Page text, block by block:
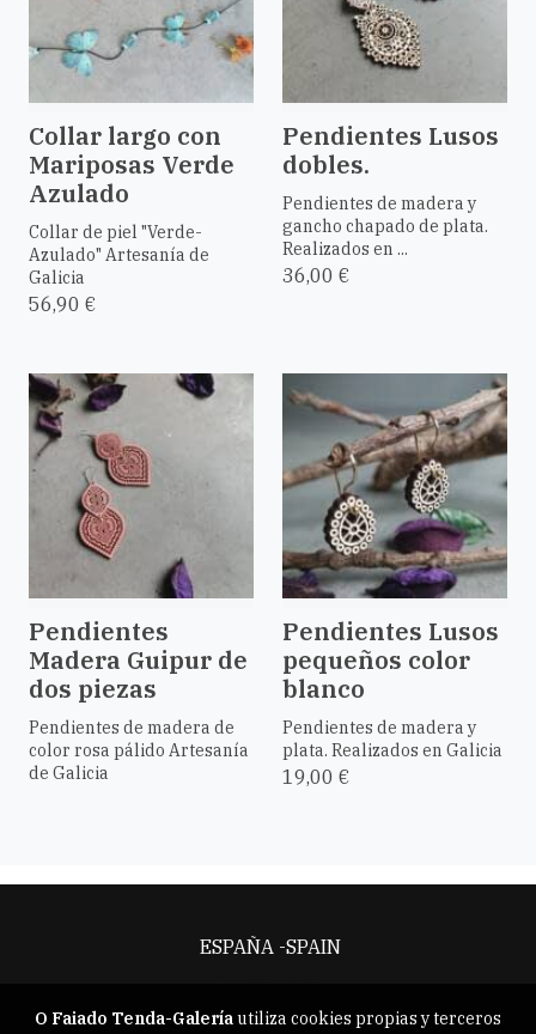
Collar largo con
Mariposas Verde
Azulado
Collar de piel "Verde-
Azulado" Artesanía de
Galicia
56,90 €
Pendientes Lusos
dobles.
Pendientes de madera y
gancho chapado de plata.
Realizados en ...
36,00 €
Pendientes
Madera Guipur de
dos piezas
Pendientes de madera de
color rosa pálido Artesanía
de Galicia
Pendientes Lusos
pequeños color
blanco
Pendientes de madera y
plata. Realizados en Galicia
19,00 €
ESPAÑA -SPAIN
O Faiado Tenda-Galeríautiliza cookies propias y terceros